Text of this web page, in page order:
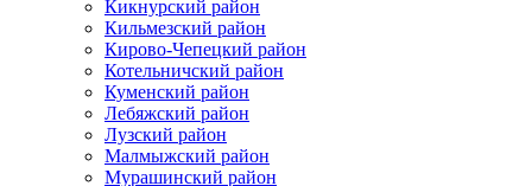
Кикнурский район
Кильмезский район
Кирово-Чепецкий район
Котельничский район
Куменский район
Лебяжский район
Лузский район
Малмыжский район
Мурашинский район